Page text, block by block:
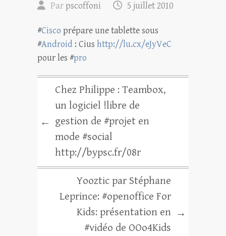
Par pscoffoni 5 juillet 2010
#Cisco prépare une tablette sous
#Android : Cius http://lu.cx/eJyVeC
pour les #pro
←
Chez Philippe : Teambox,
un logiciel !libre de
gestion de #projet en
mode #social
http://bypsc.fr/08r
Yooztic par Stéphane
Leprince: #openoffice For
Kids: présentation en
#vidéo de OOo4Kids
→